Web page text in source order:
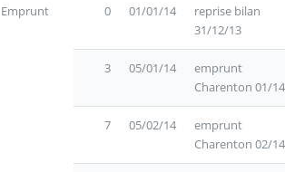
Emprunt 0 01/01/14
reprise bilan
31/12/13
3 05/01/14
emprunt
Charenton 01/14
7 05/02/14
emprunt
Charenton 02/14